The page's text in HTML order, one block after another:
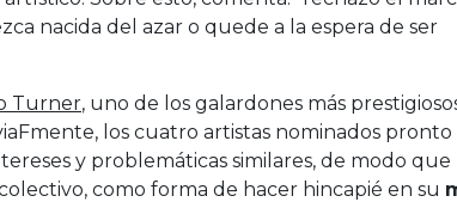
nacida del azar o quede a la espera de ser
Turner, uno de los galardones más
los cuatro artistas nominados pronto
y problemáticas similares, de modo que
como forma de hacer hincapié en su